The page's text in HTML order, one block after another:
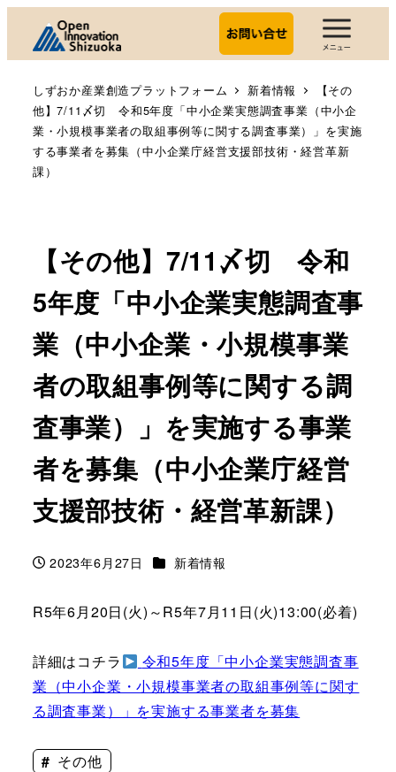
しずおか産業創造プラットフォーム 新着情報
【その
他】7/11〆切 令和5年度「中小企業実態調査事業（中小企
業・小規模事業者の取組事例等に関する調査事業）」を実施
する事業者を募集（中小企業庁経営支援部技術・経営革新
課）
【その他】7/11〆切 令和
5年度「中小企業実態調査事
業（中小企業・小規模事業
者の取組事例等に関する調
査事業）」を実施する事業
者を募集（中小企業庁経営
支援部技術・経営革新課）
投稿日
2023年6月27日 カテゴリー
新着情報
R5年6月20日(火)～R5年7月11日(火)13:00(必着)
詳細はコチラ
令和5年度「中小企業実態調査事
業（中小企業・小規模事業者の取組事例等に関す
る調査事業）」を実施する事業者を募集
その他